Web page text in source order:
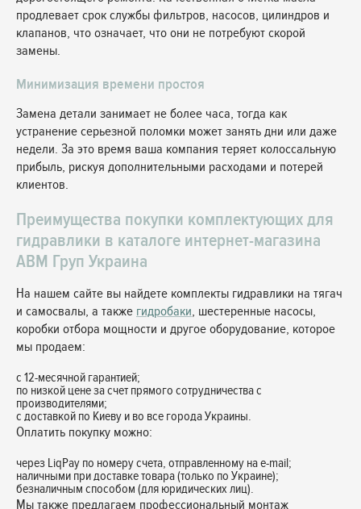
продлевает срок службы фильтров, насосов, цилиндров и
клапанов, что означает, что они не потребуют скорой
замены.
Минимизация времени простоя
Замена детали занимает не более часа, тогда как
устранение серьезной поломки может занять дни или даже
недели. За это время ваша компания теряет колоссальную
прибыль, рискуя дополнительными расходами и потерей
клиентов.
Преимущества покупки комплектующих для
гидравлики в каталоге интернет-магазина
АВМ Груп Украина
На нашем сайте вы найдете комплекты гидравлики на тягач
и самосвалы, а также гидробаки, шестеренные насосы,
коробки отбора мощности и другое оборудование, которое
мы продаем:
с 12-месячной гарантией;
по низкой цене за счет прямого сотрудничества с
производителями;
с доставкой по Киеву и во все города Украины.
Оплатить покупку можно:
через LiqPay по номеру счета, отправленному на e-mail;
наличными при доставке товара (только по Украине);
безналичным способом (для юридических лиц).
Мы также предлагаем профессиональный монтаж